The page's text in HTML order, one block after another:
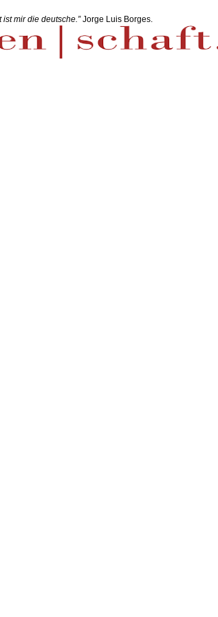
mir die deutsche.”Jorge Luis Borges.